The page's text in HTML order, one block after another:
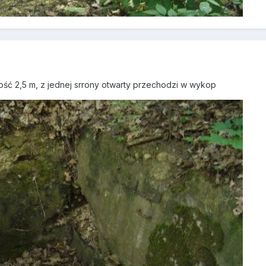
2,5 m, z jednej srrony otwarty przechodzi w wykop